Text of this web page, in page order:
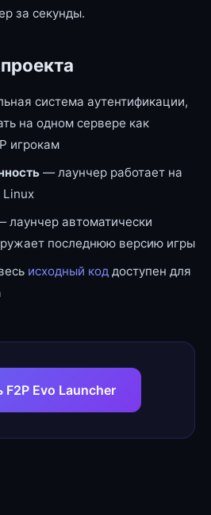
за секунды.
система аутентификации,
на одном сервере как
игрокам
— лаунчер работает на
Linux
лаунчер автоматически
последнюю версию игры
исходный код доступен для
F2P Evo Launcher